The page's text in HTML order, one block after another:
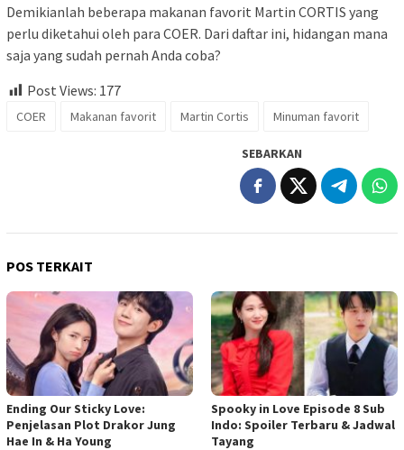
Demikianlah beberapa makanan favorit Martin CORTIS yang
perlu diketahui oleh para COER. Dari daftar ini, hidangan mana
saja yang sudah pernah Anda coba?
Post Views: 177
COER Makanan favorit Martin Cortis Minuman favorit
SEBARKAN
POS TERKAIT
Ending Our Sticky Love:
Penjelasan Plot Drakor Jung
Hae In & Ha Young
Spooky in Love Episode 8 Sub
Indo: Spoiler Terbaru & Jadwal
Tayang